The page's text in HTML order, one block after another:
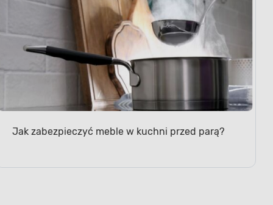
Jak zabezpieczyć meble w kuchni przed parą?